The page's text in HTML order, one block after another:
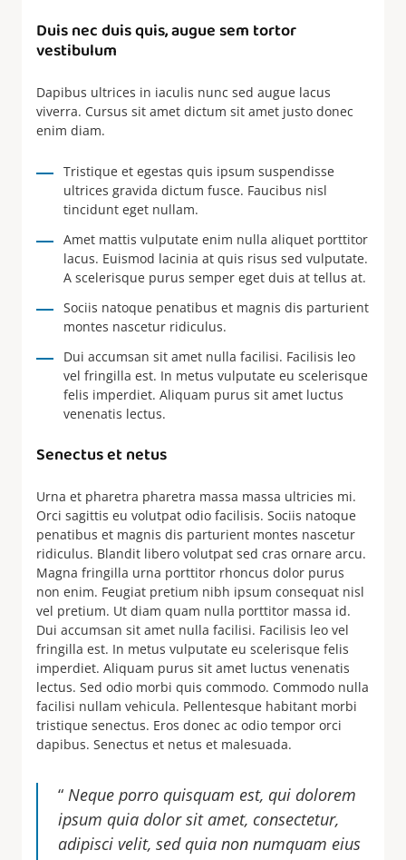
Duis nec duis quis, augue sem tortor
vestibulum
Dapibus ultrices in iaculis nunc sed augue lacus
viverra. Cursus sit amet dictum sit amet justo donec
enim diam.
Tristique et egestas quis ipsum suspendisse
ultrices gravida dictum fusce. Faucibus nisl
tincidunt eget nullam.
Amet mattis vulputate enim nulla aliquet porttitor
lacus. Euismod lacinia at quis risus sed vulputate.
A scelerisque purus semper eget duis at tellus at.
Sociis natoque penatibus et magnis dis parturient
montes nascetur ridiculus.
Dui accumsan sit amet nulla facilisi. Facilisis leo
vel fringilla est. In metus vulputate eu scelerisque
felis imperdiet. Aliquam purus sit amet luctus
venenatis lectus.
Senectus et netus
Urna et pharetra pharetra massa massa ultricies mi.
Orci sagittis eu volutpat odio facilisis. Sociis natoque
penatibus et magnis dis parturient montes nascetur
ridiculus. Blandit libero volutpat sed cras ornare arcu.
Magna fringilla urna porttitor rhoncus dolor purus
non enim. Feugiat pretium nibh ipsum consequat nisl
vel pretium. Ut diam quam nulla porttitor massa id.
Dui accumsan sit amet nulla facilisi. Facilisis leo vel
fringilla est. In metus vulputate eu scelerisque felis
imperdiet. Aliquam purus sit amet luctus venenatis
lectus. Sed odio morbi quis commodo. Commodo nulla
facilisi nullam vehicula. Pellentesque habitant morbi
tristique senectus. Eros donec ac odio tempor orci
dapibus. Senectus et netus et malesuada.
“ Neque porro quisquam est, qui dolorem
ipsum quia dolor sit amet, consectetur,
adipisci velit, sed quia non numquam eius